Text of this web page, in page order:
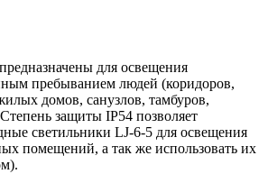
для освещения
пребыванием людей (коридоров,
домов, санузлов, тамбуров,
защиты IP54 позволяет
светильники LJ-6-5 для освещения
помещений, а так же использовать их